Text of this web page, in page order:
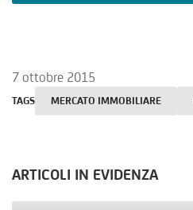
TAGS MERCATO IMMOBILIARE
7 ottobre 2015
ARTICOLI IN EVIDENZA